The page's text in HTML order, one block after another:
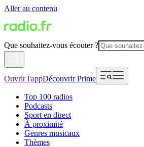
Aller au contenu
Que souhaitez-vous écouter ?
Ouvrir l'appDécouvrir Prime
Top 100 radios
Podcasts
Sport en direct
À proximité
Genres musicaux
Thèmes